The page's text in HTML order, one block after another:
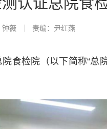
钟薇 责编：尹红燕
检院（以下简称“总